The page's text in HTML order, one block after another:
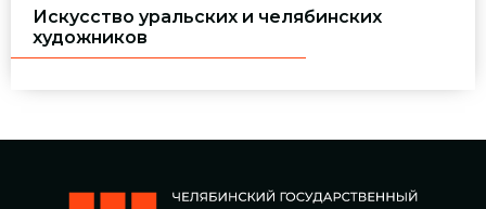
Искусство уральских и челябинских
художников